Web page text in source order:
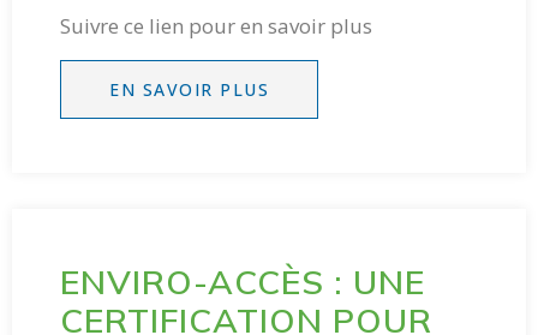
Suivre ce lien pour en savoir plus
EN SAVOIR PLUS
ENVIRO-ACCÈS : UNE
CERTIFICATION POUR